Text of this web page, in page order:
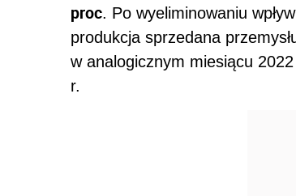
proc. Po wyeliminowaniu
produkcja sprzedana
w analogicznym miesiącu
r.